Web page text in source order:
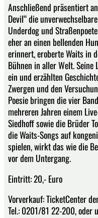
Anschließend präsentiert
Devil“ die
Underdog und
eher an einen bellenden
erinnert, eroberte Waits in
Bühnen in aller Welt.
ein und erzählten
Zwergen und den
Poesie bringen die vier
mehreren Jahren einem
Siedhoff sowie die Brüder
die Waits-Songs auf
spielen, wirkt das wie die
vor dem Untergang.
Eintritt: 20,- Euro
Vorverkauf: TicketCenter
Tel.: 0201/81 22-200, oder